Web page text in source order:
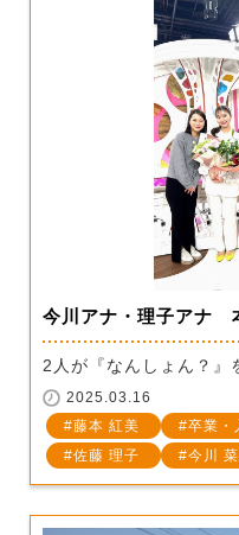
今川アナ・理子アナ
2人が『なんしょん？』
2025.03.16
藤本 紅美
卒業・
佐藤 理子
今川